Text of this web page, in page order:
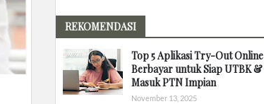
REKOMENDASI
Top 5 Aplikasi Try-Out Online
Berbayar untuk Siap UTBK &
Masuk PTN Impian
November 13, 2025